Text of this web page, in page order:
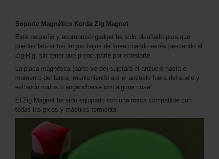
Soporte Magnético Korda Zig Magnet
Este pequeño y asombroso gadget ha sido diseñado para que
puedas lanzar tus largos bajos de línea cuando estés pescando al
Zig-Rig, sin tener que preocuparte por enredarte.
La placa magnética (parte verde) sujetará el anzuelo hasta el
momento del lance, manteniendo así el anzuelo fuera del suelo y
evitando nudos o engancharse con alguna cosa!
El Zig Magnet ha sido equipado con una rosca compatible con
todas las picas y mástiles tormenta.